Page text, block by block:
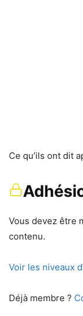
Ce qu’ils ont dit
Vous devez être
contenu.
Voir les niveaux
Déjà membre ?